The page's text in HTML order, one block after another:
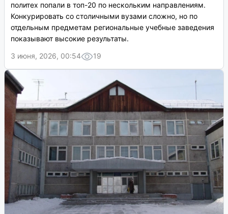
политех попали в топ-20 по нескольким направлениям.
Конкурировать со столичными вузами сложно, но по
отдельным предметам региональные учебные заведения
показывают высокие результаты.
3 июня, 2026, 00:54
19